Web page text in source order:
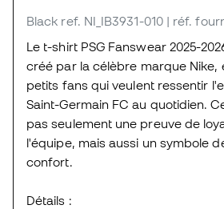
Black ref. NI_IB3931-010 | réf.
Le t-shirt PSG Fanswear 2025-
créé par la célèbre marque Nike,
petits fans qui veulent ressentir
Saint-Germain FC au quotidien.
pas seulement une preuve de
l'équipe, mais aussi un symbole
confort.
Détails :